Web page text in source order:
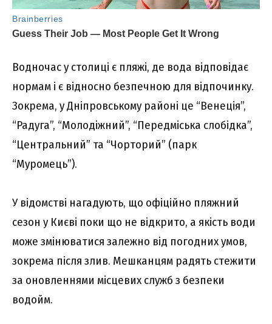
Водночас у столиці є пляжі, де вода відповідає
нормам і є відносно безпечною для відпочинку.
Зокрема, у Дніпровському районі це “Венеція”,
“Радуга”, “Молодіжний”, “Передміська слобідка”,
“Центральний” та “Чорторий” (парк
“Муромець”).
У відомстві нагадують, що офіційно пляжний
сезон у Києві поки що не відкрито, а якість води
може змінюватися залежно від погодних умов,
зокрема після злив. Мешканцям радять стежити
за оновленнями місцевих служб з безпеки
водойм.